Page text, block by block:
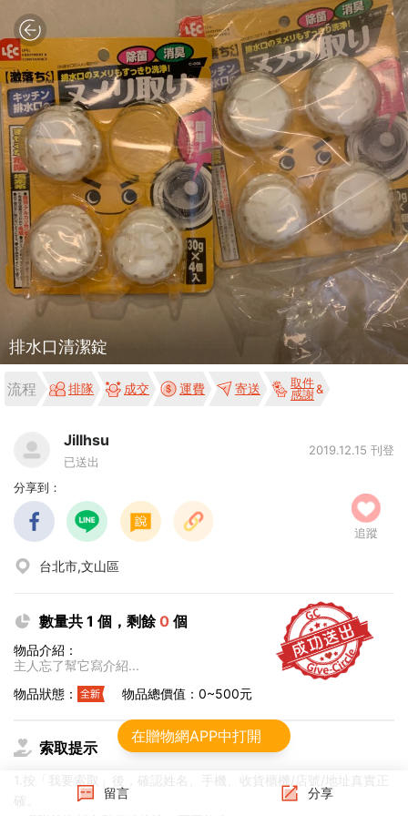
排水口清潔錠
流程 排隊 成交 運費 寄送
取件
感謝
Jillhsu
已送出
2019.12.15 刊登
分享到：
追蹤
台北市,文山區
數量共 1 個，剩餘0 個
物品介紹：
主人忘了幫它寫介紹...
物品狀態：
物品總價值：0~500元
索取提示
1.按「我要索取」後，確認姓名、手機、收貨櫃機/店號/地址真實正
確。
留言 分享
在贈物網APP中打開